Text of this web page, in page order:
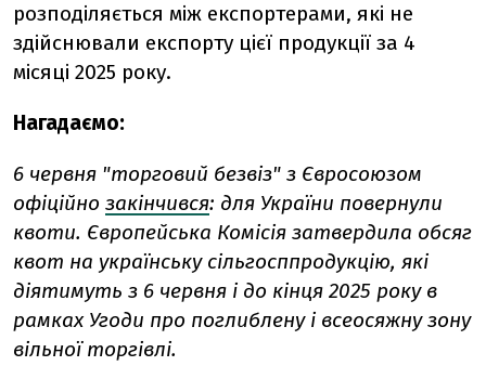
розподіляється між експортерами, які не
здійснювали експорту цієї продукції за 4
місяці 2025 року.
Нагадаємо:
6 червня "торговий безвіз" з Євросоюзом
офіційно закінчився: для України повернули
квоти. Європейська Комісія затвердила обсяг
квот на українську сільгосппродукцію, які
діятимуть з 6 червня і до кінця 2025 року в
рамках Угоди про поглиблену і всеосяжну зону
вільної торгівлі.